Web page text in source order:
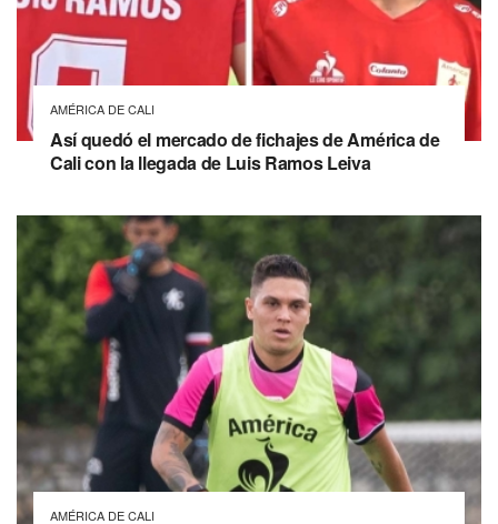
AMÉRICA DE CALI
Así quedó el mercado de fichajes de América de
Cali con la llegada de Luis Ramos Leiva
AMÉRICA DE CALI